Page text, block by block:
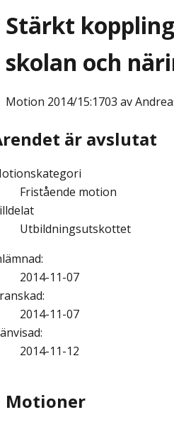
Stärkt
skolan och
Motion 2014/15:1703 av
är avslutat
Fristående motion
Utbildningsutskottet
:
2014-11-07
:
2014-11-07
:
2014-11-12
Motioner